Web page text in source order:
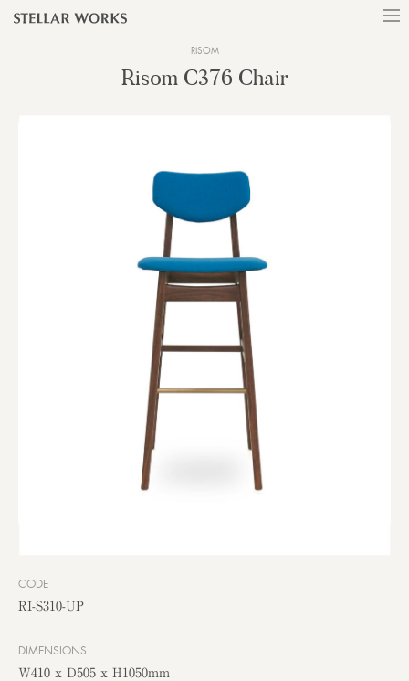
RISOM
Risom C376 Chair
CODE
RI-S310-UP
DIMENSIONS
W410 x D505 x H1050mm